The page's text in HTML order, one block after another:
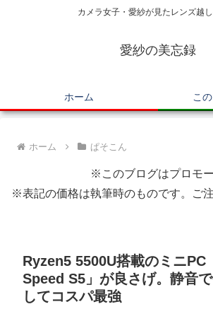
カメラ女子・愛紗が見たレンズ越
愛紗の美忘録
ホーム こ
ホーム ぱそこん
※このブログはプロモ
※表記の価格は執筆時のものです。ご
Ryzen5 5500U搭載のミニPC
Speed S5」が良さげ。静音
してコスパ最強